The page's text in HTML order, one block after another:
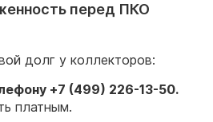
перед ПКО
долг у коллекторов:
+7 (499) 226-13-50.
платным.